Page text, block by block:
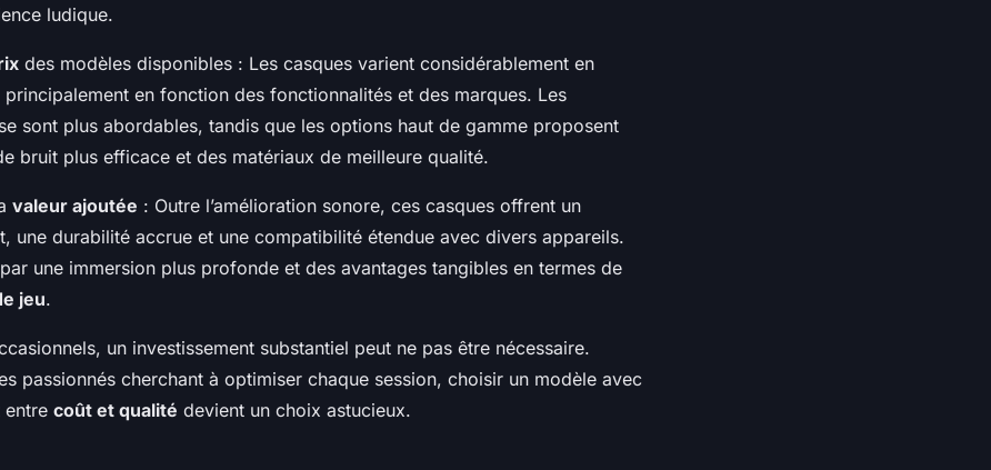
ludique.
des modèles disponibles : Les casques varient considérablement en
en fonction des fonctionnalités et des marques. Les
sont plus abordables, tandis que les options haut de gamme proposent
bruit plus efficace et des matériaux de meilleure qualité.
valeur ajoutée : Outre l’amélioration sonore, ces casques offrent un
une durabilité accrue et une compatibilité étendue avec divers appareils.
une immersion plus profonde et des avantages tangibles en termes de
jeu.
un investissement substantiel peut ne pas être nécessaire.
passionnés cherchant à optimiser chaque session, choisir un modèle avec
entre coût et qualité devient un choix astucieux.